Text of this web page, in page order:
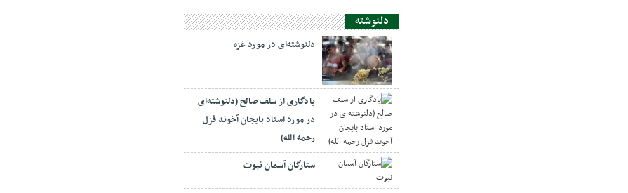
دلنوشته
دلنوشته‌ای در مورد غزه
یادگاری از سلف صالح (دلنوشته‌ای
در مورد استاد بایجان آخوند قزل
رحمه الله)
ستارگان آسمان نبوت